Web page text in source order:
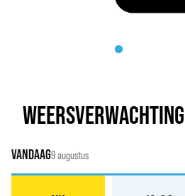
WEERSVERWACHTING
VANDAAG9 augustus